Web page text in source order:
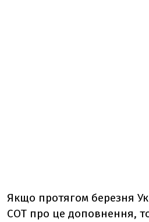
Якщо протягом березня
СОТ про це доповнення, то